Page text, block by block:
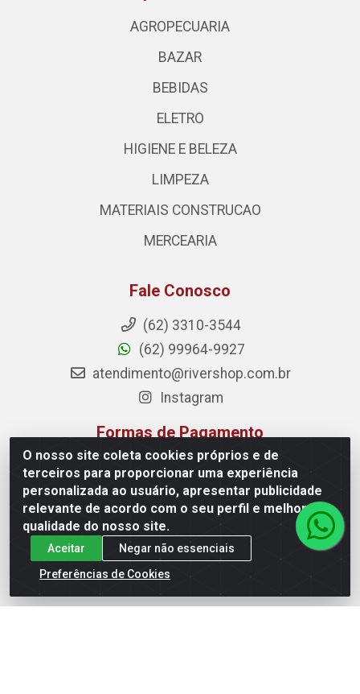
O nosso site coleta cookies próprios e de
terceiros para proporcionar uma experiência
personalizada ao usuário, apresentar publicidade
relevante de acordo com o seu perfil e melhorar a
qualidade do nosso site.
Aceitar
Negar não essenciais
Preferências de Cookies
AGROPECUARIA
BAZAR
BEBIDAS
ELETRO
HIGIENE E BELEZA
LIMPEZA
MATERIAIS CONSTRUCAO
MERCEARIA
Fale Conosco
(62) 3310-3544
(62) 99964-9927
atendimento@rivershop.com.br
Instagram
Formas de Pagamento
Site Seguro